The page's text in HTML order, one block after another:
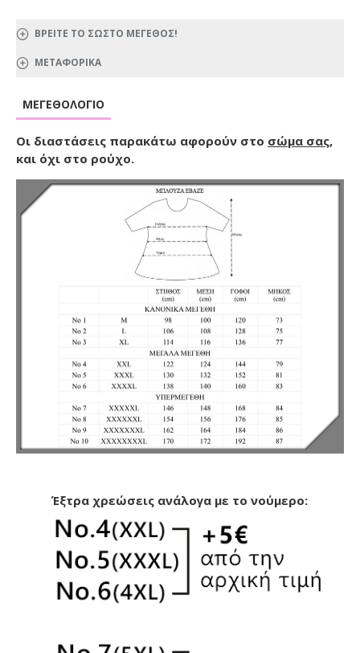
ΒΡΕΙΤΕ ΤΟ ΣΩΣΤΟ ΜΕΓΕΘΟΣ!
ΜΕΤΑΦΟΡΙΚΑ
ΜΕΓΕΘΟΛΌΓΙΟ
Οι διαστάσεις παρακάτω αφορούν στο σώμα σας,
και όχι στο ρούχο.
Έξτρα χρεώσεις ανάλογα με το νούμερο: